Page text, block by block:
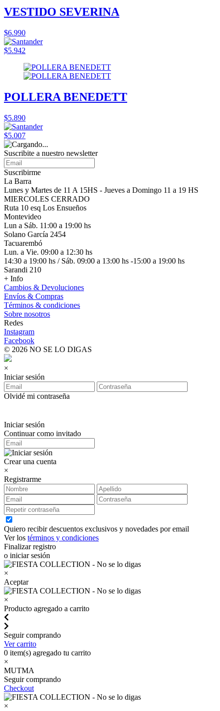
VESTIDO SEVERINA
$6.990
$5.942
POLLERA BENEDETT
$5.890
$5.007
Suscribite a nuestro newsletter
Suscribirme
La Barra
Lunes y Martes de 11 A 15HS - Jueves a Domingo 11 a 19 HS
MIERCOLES CERRADO
Ruta 10 esq Los Ensueños
Montevideo
Lun a Sáb. 11:00 a 19:00 hs
Solano García 2454
Tacuarembó
Lun. a Vie. 09:00 a 12:30 hs
14:30 a 19:00 hs / Sáb. 09:00 a 13:00 hs -15:00 a 19:00 hs
Sarandi 210
+ Info
Cambios & Devoluciones
Envíos & Compras
Términos & condiciones
Sobre nosotros
Redes
Instagram
Facebook
© 2026 NO SE LO DIGAS
×
Iniciar sesión
Olvidé mi contraseña
Iniciar sesión
Continuar como invitado
Crear una cuenta
×
Registrarme
Quiero recibir descuentos exclusivos y novedades por email
Ver los términos y condiciones
Finalizar registro
o iniciar sesión
×
Aceptar
×
Producto agregado a carrito
Seguir comprando
Ver carrito
0 item(s) agregado tu carrito
×
MUTMA
Seguir comprando
Checkout
×